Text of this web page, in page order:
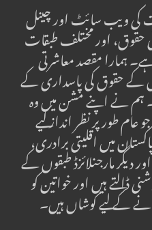
کی ویب سائٹ اور چینل
اور مختلف طبقات
ہمارا مقصد معاشرتی
کے حقوق کی پاسداری کے
ہم نے اپنے مشن میں وہ
طور پر نظر انداز کیے
میں اقلیتی برادری،
دیگر مارجنلائزڈ طبقوں کے
ہیں اور خواتین کو
کے لیے کوشاں ہیں۔